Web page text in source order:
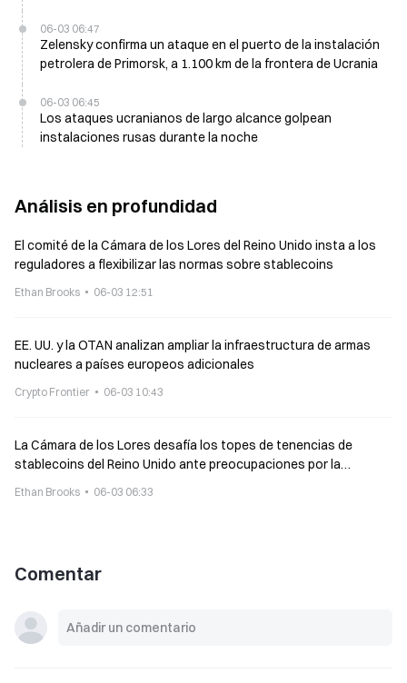
06-03 06:47
Zelensky confirma un ataque en el puerto de la instalación
petrolera de Primorsk, a 1.100 km de la frontera de Ucrania
06-03 06:45
Los ataques ucranianos de largo alcance golpean
instalaciones rusas durante la noche
Análisis en profundidad
El comité de la Cámara de los Lores del Reino Unido insta a los
reguladores a flexibilizar las normas sobre stablecoins
Ethan Brooks 06-03 12:51
EE. UU. y la OTAN analizan ampliar la infraestructura de armas
nucleares a países europeos adicionales
Crypto Frontier 06-03 10:43
La Cámara de los Lores desafía los topes de tenencias de
stablecoins del Reino Unido ante preocupaciones por la
Ethan Brooks 06-03 06:33
Comentar